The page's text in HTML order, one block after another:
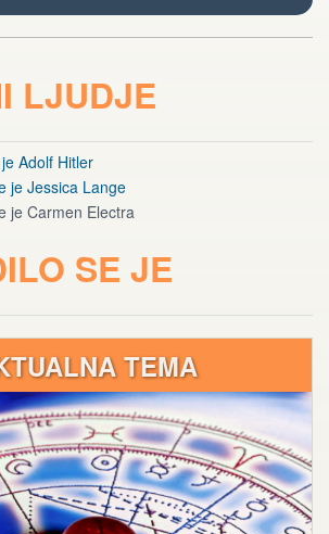
LJUDJE
Adolf Hitler
je Jessica Lange
je Carmen Electra
SE JE
TEMA